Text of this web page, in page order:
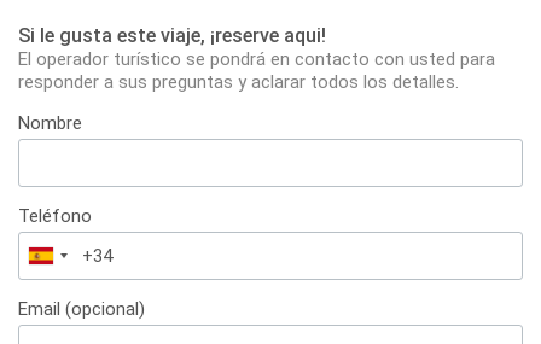
Si le gusta este viaje, ¡reserve aqui!
El operador turístico se pondrá en contacto con usted para
responder a sus preguntas y aclarar todos los detalles.
Nombre
Teléfono
España
+34
Email (opcional)